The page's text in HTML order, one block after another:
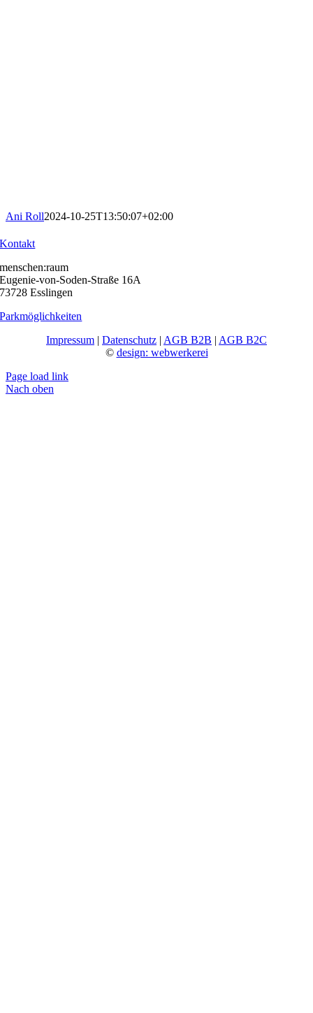
Ani Roll2024-10-25T13:50:07+02:00
Kontakt
menschen:raum
Eugenie-von-Soden-Straße 16A
73728 Esslingen
Parkmöglichkeiten
Impressum | Datenschutz | AGB B2B | AGB B2C
© design: webwerkerei
Page load link
Nach oben